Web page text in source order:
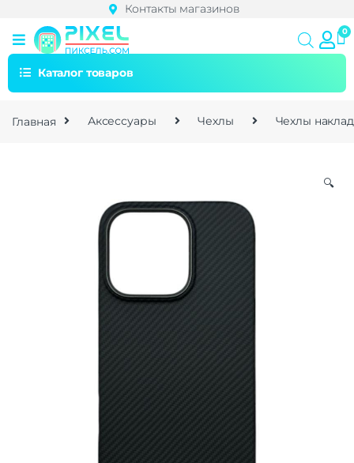
Контакты магазинов
Каталог товаров
Главная Аксессуары Чехлы Чехлы
🔍